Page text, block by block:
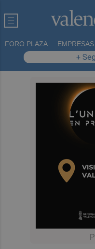
FORO PLAZA EMPRESAS
+